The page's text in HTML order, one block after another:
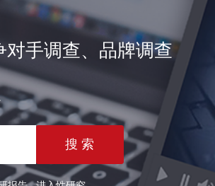
手调查、品牌调查